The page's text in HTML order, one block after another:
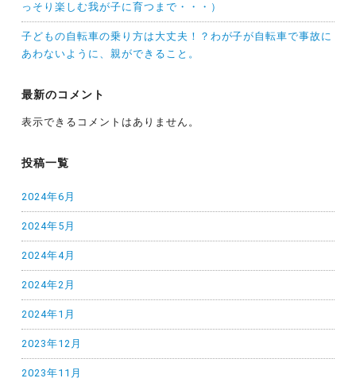
っそり楽しむ我が子に育つまで・・・）
子どもの自転車の乗り方は大丈夫！？わが子が自転車で事故に
あわないように、親ができること。
最新のコメント
表示できるコメントはありません。
投稿一覧
2024年6月
2024年5月
2024年4月
2024年2月
2024年1月
2023年12月
2023年11月